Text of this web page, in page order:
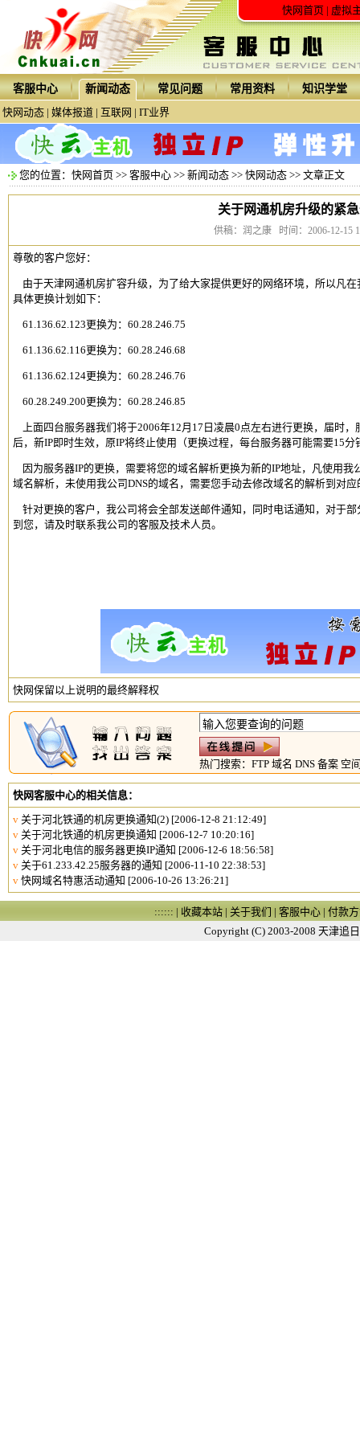
快网首页| 虚拟
客服中心 新闻动态 常见问题 常用资料
知识学堂
快网动态 | 媒体报道 | 互联网 | IT业界
您的位置： 快网首页 >> 客服中心 >> 新闻动态 >> 快网动态 >> 文章正文
关于网通机房升级的紧
供稿：润之康 时间：2006-12-15
尊敬的客户您好：
由于天津网通机房扩容升级，为了给大家提供更好的网络环境，所以凡
具体更换计划如下：
61.136.62.123更换为：60.28.246.75
61.136.62.116更换为：60.28.246.68
61.136.62.124更换为：60.28.246.76
60.28.249.200更换为：60.28.246.85
上面四台服务器我们将于2006年12月17日凌晨0点左右进行更换，届时
后，新IP即时生效，原IP将终止使用（更换过程，每台服务器可能需要15分
因为服务器IP的更换，需要将您的域名解析更换为新的IP地址，凡使用我
域名解析，未使用我公司DNS的域名，需要您手动去修改域名的解析到对
针对更换的客户，我公司将会全部发送邮件通知，同时电话通知，对于
到您，请及时联系我公司的客服及技术人员。
快网保留以上说明的最终解释权
热门搜索： FTP 域名 DNS 备案 空
快网客服中心的相关信息：
v 关于河北铁通的机房更换通知(2) [2006-12-8 21:12:49]
v 关于河北铁通的机房更换通知 [2006-12-7 10:20:16]
v 关于河北电信的服务器更换IP通知 [2006-12-6 18:56:58]
v 关于61.233.42.25服务器的通知 [2006-11-10 22:38:53]
v 快网域名特惠活动通知 [2006-10-26 13:26:21]
:::::: | 收藏本站 | 关于我们 | 客服中心 | 付款
Copyright (C) 2003-2008 天津追